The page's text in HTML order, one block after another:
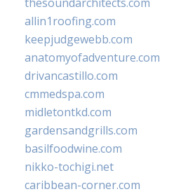
allin1roofing.com
keepjudgewebb.com
anatomyofadventure.com
drivancastillo.com
cmmedspa.com
midletontkd.com
gardensandgrills.com
basilfoodwine.com
nikko-tochigi.net
caribbean-corner.com